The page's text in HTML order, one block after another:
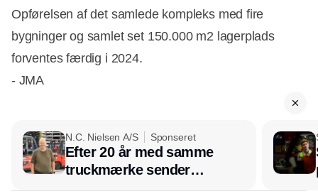
Opførelsen af det samlede kompleks med fire
bygninger og samlet set 150.000 m2 lagerplads
forventes færdig i 2024.
- JMA
N.C. Nielsen A/S Sponseret
Efter 20 år med samme
truckmærke sender
lagerchef stafetten videre